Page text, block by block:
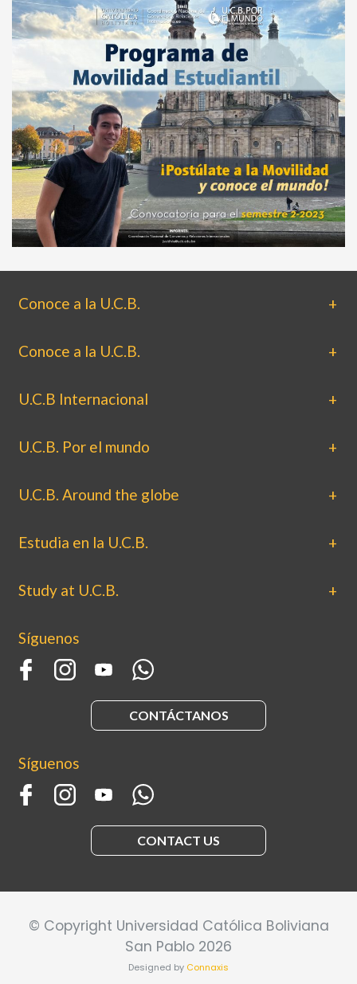
Conoce a la U.C.B.
Conoce a la U.C.B.
U.C.B Internacional
U.C.B. Por el mundo
U.C.B. Around the globe
Estudia en la U.C.B.
Study at U.C.B.
Síguenos
CONTÁCTANOS
Síguenos
CONTACT US
© Copyright Universidad Católica Boliviana
San Pablo 2026
Designed by Connaxis